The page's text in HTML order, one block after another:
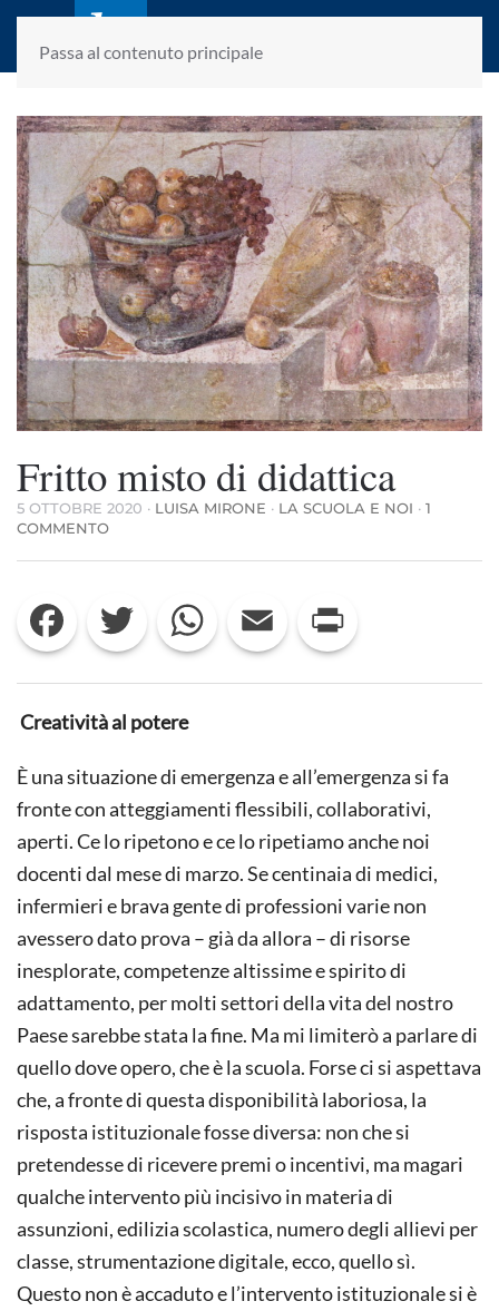
Passa al contenuto principale
laletteraturaenoi.it
fondato da Romano Luperini
Fritto misto di didattica
5 OTTOBRE 2020 · LUISA MIRONE · LA SCUOLA E NOI · 1
COMMENTOSU
MISTO
DIDATTICA
Facebook Twitter WhatsApp Email
Creatività al potere
È una situazione di emergenza e all’emergenza si fa
fronte con atteggiamenti flessibili, collaborativi,
aperti. Ce lo ripetono e ce lo ripetiamo anche noi
docenti dal mese di marzo. Se centinaia di medici,
infermieri e brava gente di professioni varie non
avessero dato prova – già da allora – di risorse
inesplorate, competenze altissime e spirito di
adattamento, per molti settori della vita del nostro
Paese sarebbe stata la fine. Ma mi limiterò a parlare di
quello dove opero, che è la scuola. Forse ci si aspettava
che, a fronte di questa disponibilità laboriosa, la
risposta istituzionale fosse diversa: non che si
pretendesse di ricevere premi o incentivi, ma magari
qualche intervento più incisivo in materia di
assunzioni, edilizia scolastica, numero degli allievi per
classe, strumentazione digitale, ecco, quello sì.
Questo non è accaduto e l’intervento istituzionale si è